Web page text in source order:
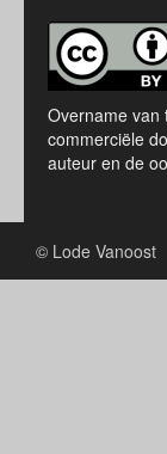
Overname van
commerciële
auteur en de
© Lode Vanoost